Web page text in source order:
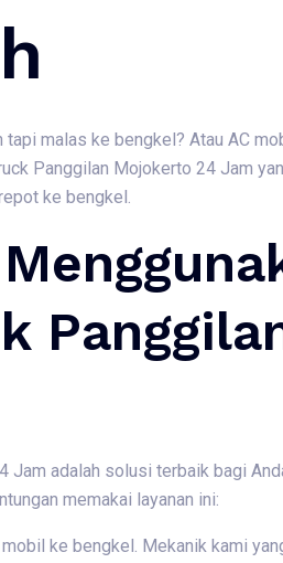
malas ke bengkel? Atau AC
Panggilan Mojokerto 24 Jam
ke bengkel.
adalah solusi terbaik bagi
memakai layanan ini:
ke bengkel. Mekanik kami